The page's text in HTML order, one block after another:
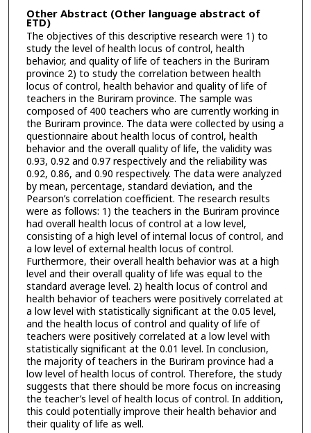
Other Abstract (Other language abstract of
ETD)
The objectives of this descriptive research were 1) to
study the level of health locus of control, health
behavior, and quality of life of teachers in the Buriram
province 2) to study the correlation between health
locus of control, health behavior and quality of life of
teachers in the Buriram province. The sample was
composed of 400 teachers who are currently working in
the Buriram province. The data were collected by using a
questionnaire about health locus of control, health
behavior and the overall quality of life, the validity was
0.93, 0.92 and 0.97 respectively and the reliability was
0.92, 0.86, and 0.90 respectively. The data were analyzed
by mean, percentage, standard deviation, and the
Pearson’s correlation coefficient. The research results
were as follows: 1) the teachers in the Buriram province
had overall health locus of control at a low level,
consisting of a high level of internal locus of control, and
a low level of external health locus of control.
Furthermore, their overall health behavior was at a high
level and their overall quality of life was equal to the
standard average level. 2) health locus of control and
health behavior of teachers were positively correlated at
a low level with statistically significant at the 0.05 level,
and the health locus of control and quality of life of
teachers were positively correlated at a low level with
statistically significant at the 0.01 level. In conclusion,
the majority of teachers in the Buriram province had a
low level of health locus of control. Therefore, the study
suggests that there should be more focus on increasing
the teacher’s level of health locus of control. In addition,
this could potentially improve their health behavior and
their quality of life as well.